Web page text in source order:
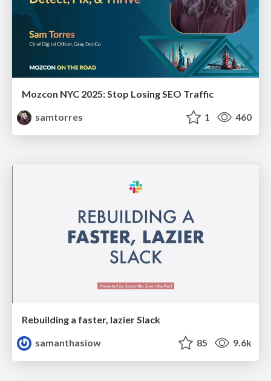
Mozcon NYC 2025: Stop Losing SEO Traffic
samtorres
1 460
Rebuilding a faster, lazier Slack
samanthasiow
85 9.6k